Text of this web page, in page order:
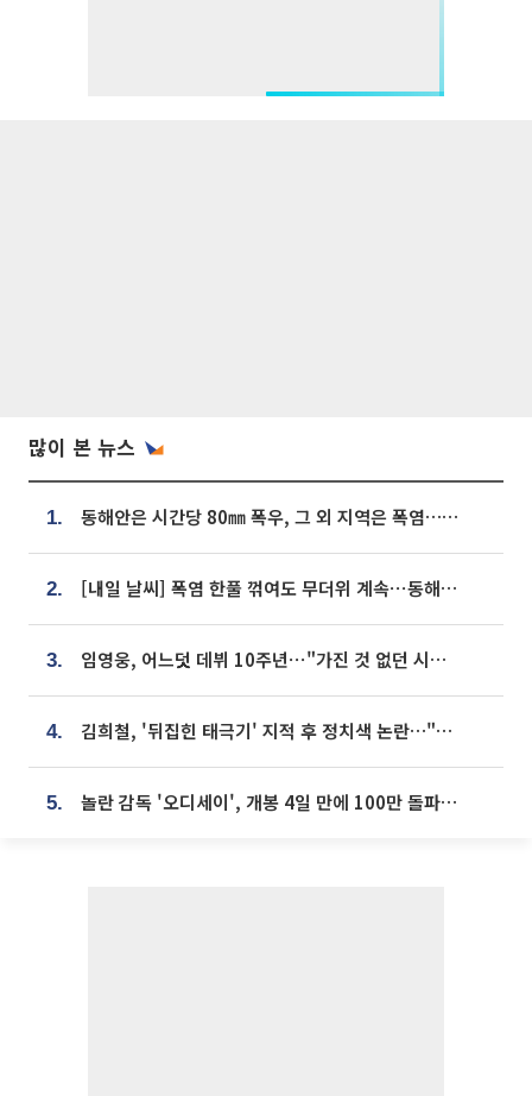
많이 본 뉴스
1. 동해안은 시간당 80㎜ 폭우, 그 외 지역은 폭염…‘극과 극 날씨’
2. [내일 날씨] 폭염 한풀 꺾여도 무더위 계속⋯동해안 이틀 연속 비
3. 임영웅, 어느덧 데뷔 10주년⋯"가진 것 없던 시절, 내 앞엔 20명의 팬뿐"
4. 김희철, '뒤집힌 태극기' 지적 후 정치색 논란…"좌우 떠나 우리나라 국기"
5. 놀란 감독 '오디세이', 개봉 4일 만에 100만 돌파⋯'왕사남' 보다 빠르다